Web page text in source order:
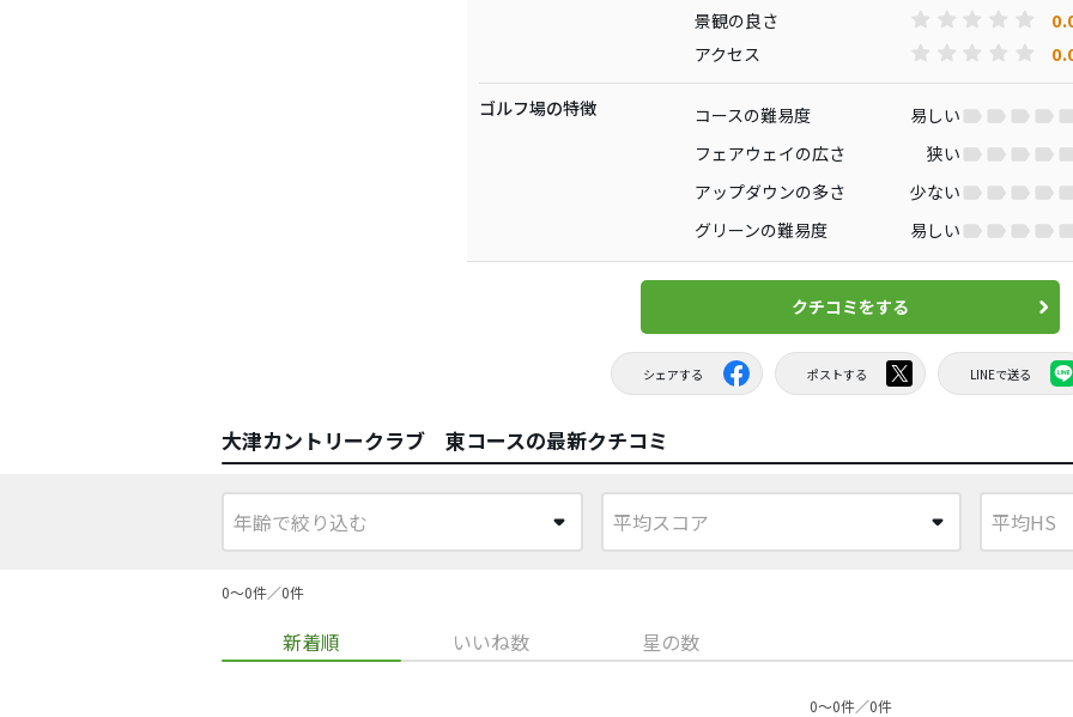
景観の良さ
アクセス
ゴルフ場の特徴 コースの難易度 易しい
フェアウェイの広さ
狭い
アップダウンの多さ
少ない
グリーンの難易度
易しい
クチコミをする
シェアする ポストする LINEで送る
大津カントリークラブ 東コースの最新クチコミ
0〜0件／0件
新着順 いいね数 星の数
0〜0件／0件